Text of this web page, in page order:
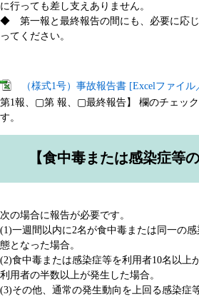
に行っても差し支えありません。
◆ 第一報と最終報告の間にも、必要に応
ってください。
（様式1号）事故報告書 [Excelファイル
第1報、▢第 報、▢最終報告】 欄のチェッ
す。​
【食中毒または感染症等
次の場合に報告が必要です。
(1)一週間以内に2名が食中毒または同一の
態となった場合。
(2)食中毒または感染症等を利用者10名以上
利用者の半数以上が発生した場合。
(3)その他、通常の発生動向を上回る感染症